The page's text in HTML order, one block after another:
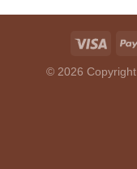
© 2026 Copyright